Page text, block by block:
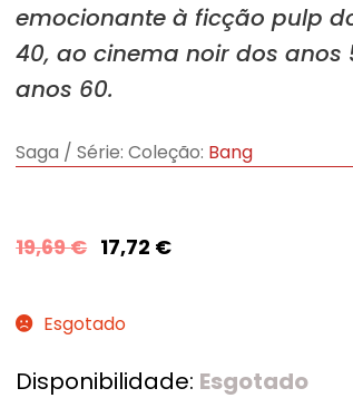
emocionante à ficção pulp
40, ao cinema noir dos
anos 60.
Saga / Série: Coleção: Bang
19,69€ 17,72 €
Esgotado
Disponibilidade: Esgotado